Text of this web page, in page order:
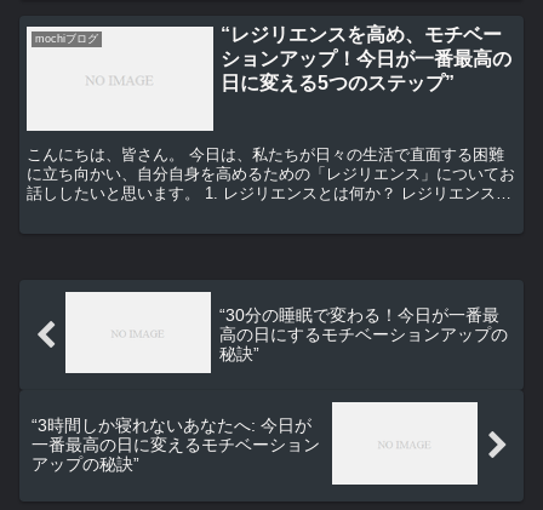
mochiブログ
“レジリエンスを高め、モチベー
ションアップ！今日が一番最高の
日に変える5つのステップ”
こんにちは、皆さん。 今日は、私たちが日々の生活で直面する困難
に立ち向かい、自分自身を高めるための「レジリエンス」についてお
話ししたいと思います。 1. レジリエンスとは何か？ レジリエンスと
“30分の睡眠で変わる！今日が一番最
高の日にするモチベーションアップの
秘訣”
“3時間しか寝れないあなたへ: 今日が
一番最高の日に変えるモチベーション
アップの秘訣”